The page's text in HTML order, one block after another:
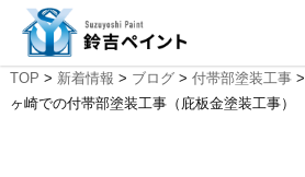
TOP > 新着情報 > ブログ> 付帯部塗装工事>
ヶ崎での付帯部塗装工事（庇板金塗装工事）